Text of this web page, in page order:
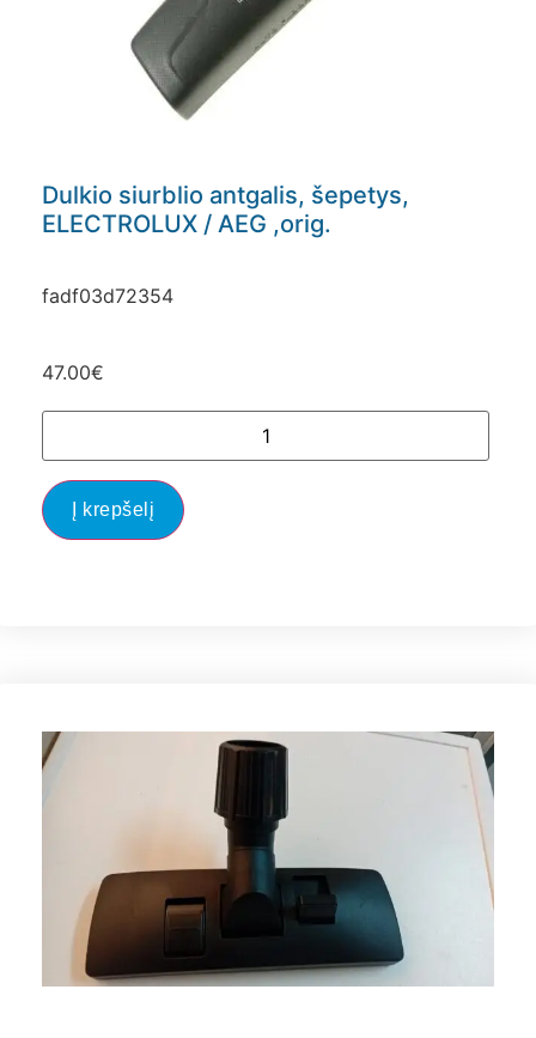
Dulkio siurblio antgalis, šepetys,
ELECTROLUX / AEG ,orig.
fadf03d72354
47.00€
Į krepšelį